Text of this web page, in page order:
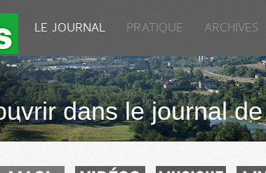
LE JOURNAL PRATIQUE ARCHIVES
dans le journal